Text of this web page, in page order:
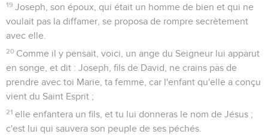
19 Joseph, son époux, qui était un homme de bien et qui ne
voulait pas la diffamer, se proposa de rompre secrètement
avec elle.
20 Comme il y pensait, voici, un ange du Seigneur lui apparut
en songe, et dit : Joseph, fils de David, ne crains pas de
prendre avec toi Marie, ta femme, car l'enfant qu'elle a conçu
vient du Saint Esprit ;
21 elle enfantera un fils, et tu lui donneras le nom de Jésus ;
c'est lui qui sauvera son peuple de ses péchés.